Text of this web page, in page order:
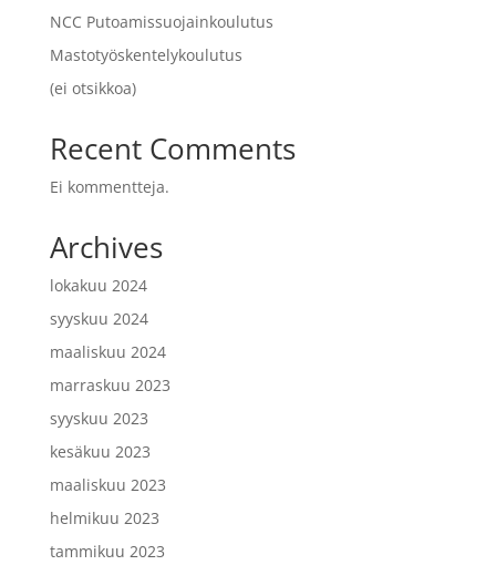
NCC Putoamissuojainkoulutus
Mastotyöskentelykoulutus
(ei otsikkoa)
Recent Comments
Ei kommentteja.
Archives
lokakuu 2024
syyskuu 2024
maaliskuu 2024
marraskuu 2023
syyskuu 2023
kesäkuu 2023
maaliskuu 2023
helmikuu 2023
tammikuu 2023